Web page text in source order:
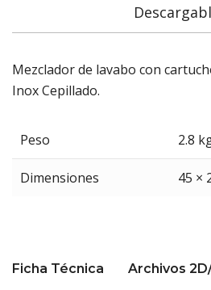
Mezclador de lavabo con
Inox Cepillado.
Peso 2.8
Dimensiones 45 ×
Ficha Técnica Archivos